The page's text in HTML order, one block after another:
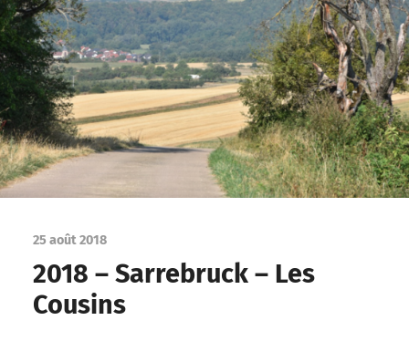
25 août 2018
2018 – Sarrebruck – Les
Cousins